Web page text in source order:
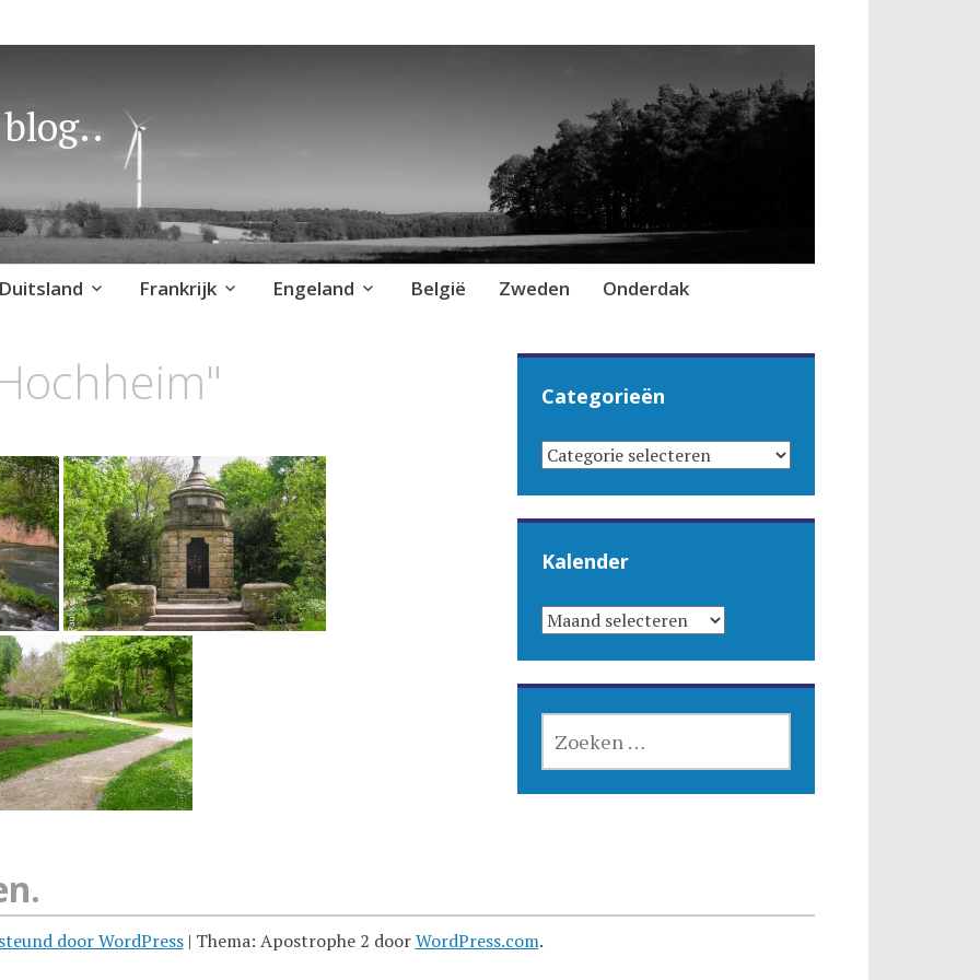
Duitsland Frankrijk Engeland België Zweden Onderdak
Categorieën
CATEGORIEËN
Kalender
KALENDER
NAAR:
door WordPress | Thema: Apostrophe 2 doorWordPress.com.